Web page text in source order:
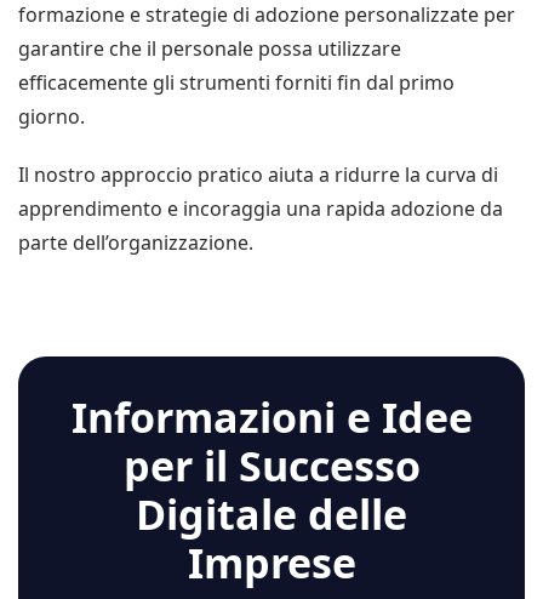
formazione e strategie di adozione personalizzate per
garantire che il personale possa utilizzare
efficacemente gli strumenti forniti fin dal primo
giorno.
Il nostro approccio pratico aiuta a ridurre la curva di
apprendimento e incoraggia una rapida adozione da
parte dell’organizzazione.
Informazioni e Idee
per il Successo
Digitale delle
Imprese